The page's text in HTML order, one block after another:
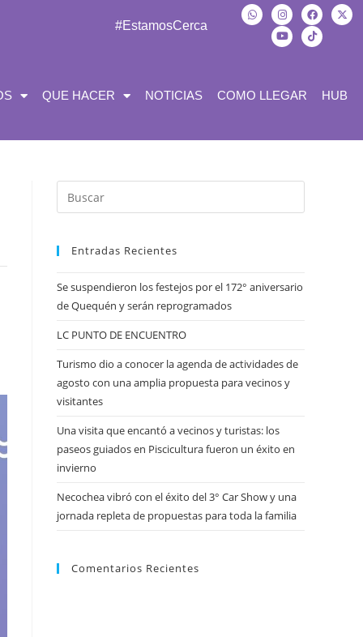
#EstamosCerca
QUE HACER NOTICIAS COMO LLEGAR HUB
Entradas Recientes
Se suspendieron los festejos por el 172° aniversario
de Quequén y serán reprogramados
LC PUNTO DE ENCUENTRO
Turismo dio a conocer la agenda de actividades de
agosto con una amplia propuesta para vecinos y
visitantes
Una visita que encantó a vecinos y turistas: los
paseos guiados en Piscicultura fueron un éxito en
invierno
Necochea vibró con el éxito del 3° Car Show y una
jornada repleta de propuestas para toda la familia
Comentarios Recientes